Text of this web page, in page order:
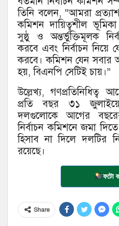
তিনি বলেন, “আমরা
কমিশন দায়িত্বশীল
সুষ্ঠু ও অন্তর্ভুক্তিমূলক
করবে এবং নির্বাচন নিয়ে
করবে। কমিশন যেন সবার
হয়, বিএনপি সেটিই চায়।”
উল্লেখ্য, গণপ্রতিনিধিত্ব
প্রতি বছর ৩১
দলগুলোকে আগের
নির্বাচন কমিশনে জমা
হিসাব না দিলে দলটির
রয়েছে।
ফটো
Share